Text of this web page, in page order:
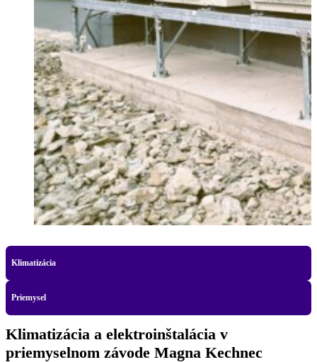
Klimatizácia
Priemysel
Klimatizácia a elektroinštalácia v
priemyselnom závode Magna Kechnec